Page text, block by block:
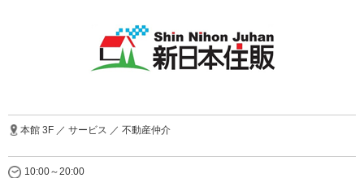
本館 3F ／ サービス ／ 不動産仲介
10:00～20:00